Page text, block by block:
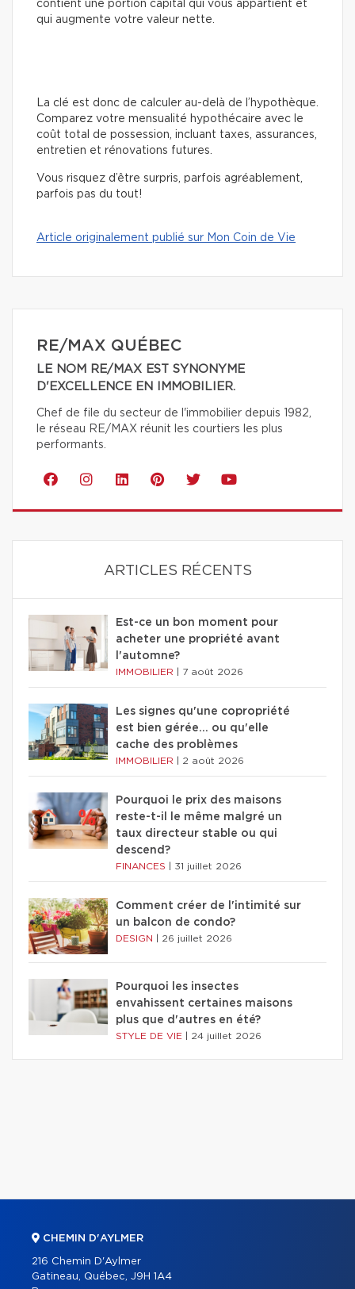
contient une portion capital qui vous appartient et
qui augmente votre valeur nette.
La clé est donc de calculer au-delà de l’hypothèque.
Comparez votre mensualité hypothécaire avec le
coût total de possession, incluant taxes, assurances,
entretien et rénovations futures.
Vous risquez d’être surpris, parfois agréablement,
parfois pas du tout!
Article originalement publié sur Mon Coin de Vie
RE/MAX QUÉBEC
LE NOM RE/MAX EST SYNONYME
D'EXCELLENCE EN IMMOBILIER.
Chef de file du secteur de l'immobilier depuis 1982,
le réseau RE/MAX réunit les courtiers les plus
performants.
ARTICLES RÉCENTS
Est-ce un bon moment pour
acheter une propriété avant
l'automne?
IMMOBILIER 7 août 2026
Les signes qu'une copropriété
est bien gérée… ou qu'elle
cache des problèmes
IMMOBILIER 2 août 2026
Pourquoi le prix des maisons
reste-t-il le même malgré un
taux directeur stable ou qui
descend?
FINANCES 31 juillet 2026
Comment créer de l'intimité sur
un balcon de condo?
DESIGN 26 juillet 2026
Pourquoi les insectes
envahissent certaines maisons
plus que d'autres en été?
STYLE DE VIE 24 juillet 2026
CHEMIN D'AYLMER
216 Chemin D'Aylmer
Gatineau, Québec, J9H 1A4